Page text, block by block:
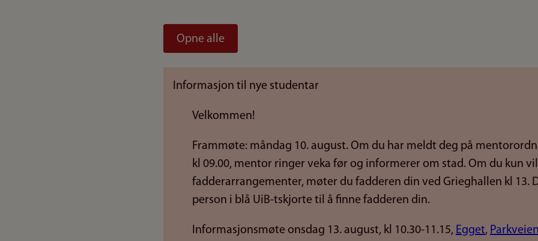
Opne alle
Informasjon til nye studentar
Velkommen!
Frammøte: måndag 10. august. Om du har meldt deg på
kl 09.00, mentor ringer veka før og informerer om stad. Om du kun
fadderarrangementer, møter du fadderen din ved Grieghallen kl 13.
person i blå UiB-tskjorte til å finne fadderen din.
Informasjonsmøte onsdag 13. august, kl 10.30-11.15, Egget,